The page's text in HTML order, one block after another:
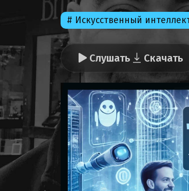
# Искусственный
Слушать Скачать